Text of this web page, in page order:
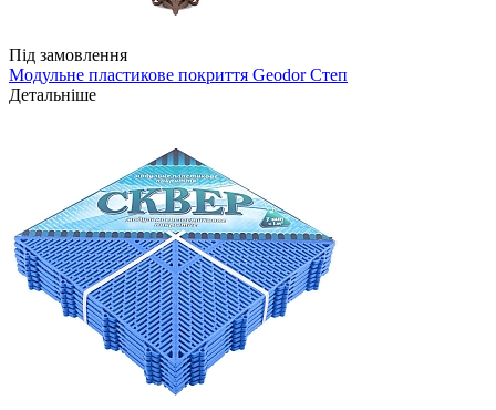
Під замовлення
Модульне пластикове покриття Geodor Степ
Детальніше